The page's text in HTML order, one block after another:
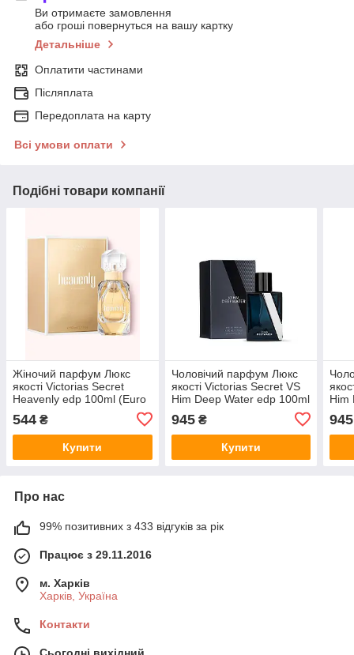
Ви отримаєте замовлення
або гроші повернуться на вашу картку
Детальніше
Оплатити частинами
Післяплата
Передоплата на карту
Всі умови оплати
Подібні товари компанії
Жіночий парфум Люкс
якості Victorias Secret
Heavenly edp 100ml (Euro
544 ₴
Купити
Чоловічий парфум Люкс
якості Victorias Secret VS
Him Deep Water edp 100ml
945₴
Купити
Him
945
Про нас
99% позитивних з 433 відгуків за рік
Працює з 29.11.2016
м. Харків
Харків, Україна
Контакти